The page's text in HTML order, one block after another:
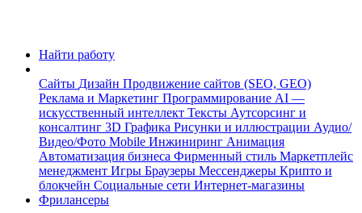
Найти работу
Сайты Дизайн Продвижение сайтов (SEO, GEO)
Реклама и Маркетинг Программирование AI —
искусственный интеллект Тексты Аутсорсинг и
консалтинг 3D Графика Рисунки и иллюстрации Аудио/
Видео/Фото Mobile Инжиниринг Анимация
Автоматизация бизнеса Фирменный стиль Маркетплейс
менеджмент Игры Браузеры Мессенджеры Крипто и
блокчейн Социальные сети Интернет-магазины
Фрилансеры